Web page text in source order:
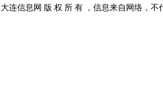
大连信息网 版 权 所 有 ，信息来自网络，